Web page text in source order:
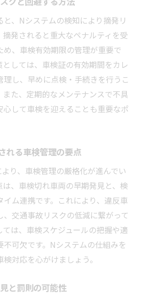
、Nシステムの検知により摘発リ
摘発されると重大なペナルティを受
め、車検有効期限の管理が重要で
としては、車検証の有効期間をカレ
理し、早めに点検・手続きを行うこ
また、定期的なメンテナンスで不具
心して車検を迎えることも重要なポ
れる車検管理の要点
り、車検管理の厳格化が進んでい
は、車検切れ車両の早期発見と、検
イム連携です。これにより、違反車
、交通事故リスクの低減に繋がって
ては、車検スケジュールの把握や適
可欠です。Nシステムの仕組みを
対応を心がけましょう。
と罰則の可能性